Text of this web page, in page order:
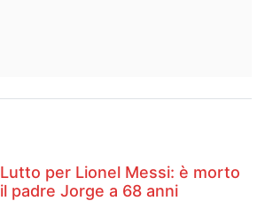
Lutto per Lionel Messi: è morto
il padre Jorge a 68 anni